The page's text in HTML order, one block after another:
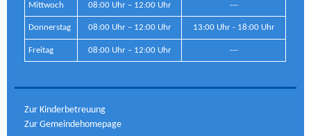
Mittwoch 08:00 Uhr – 12:00 Uhr ---
Donnerstag 08:00 Uhr – 12:00 Uhr 13:00 Uhr - 18:00 Uhr
Freitag 08:00 Uhr – 12:00 Uhr ---
Zur Kinderbetreuung
Zur Gemeindehomepage